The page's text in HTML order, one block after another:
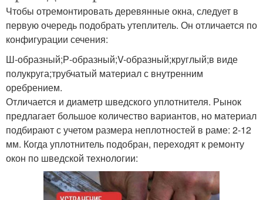
Чтобы отремонтировать деревянные окна, следует в
первую очередь подобрать утеплитель. Он отличается по
конфигурации сечения:
Ш-образный;Р-образный;V-образный;круглый;в виде
полукруга;трубчатый материал с внутренним
оребрением.
Отличается и диаметр шведского уплотнителя. Рынок
предлагает большое количество вариантов, но материал
подбирают с учетом размера неплотностей в раме: 2-12
мм. Когда уплотнитель подобран, переходят к ремонту
окон по шведской технологии: